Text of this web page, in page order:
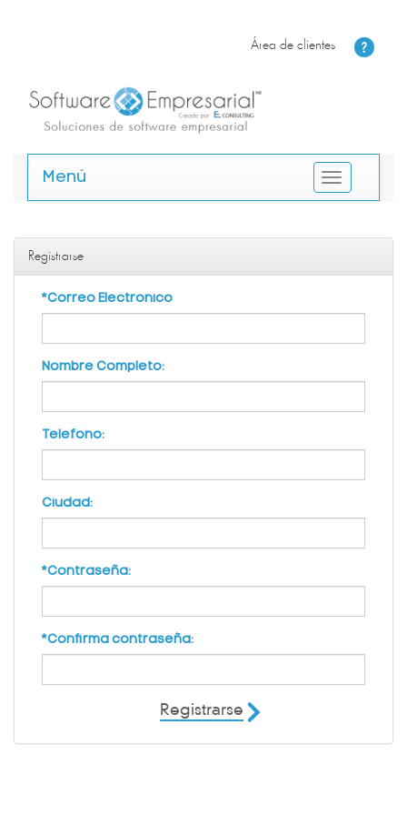
Área de clientes
Menú
Registrarse
*Correo Electronico
Nombre Completo:
Telefono:
Ciudad:
*Contraseña:
*Confirma contraseña:
Registrarse